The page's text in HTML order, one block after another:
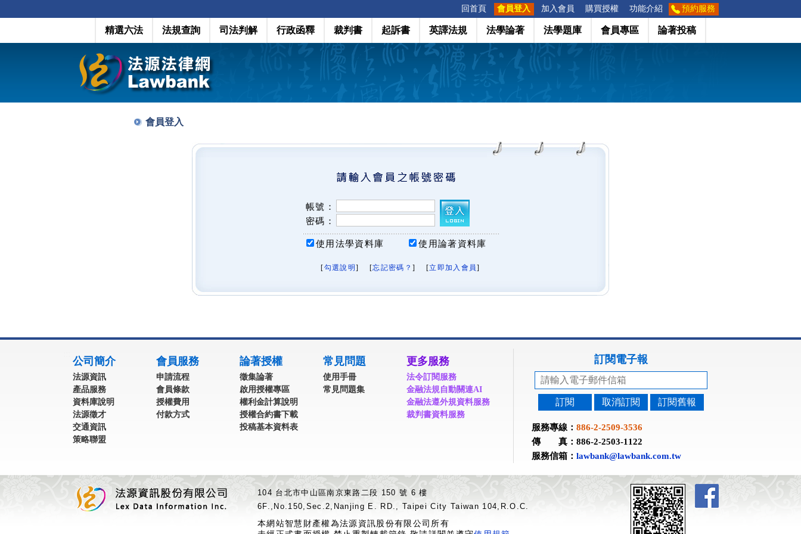
回首頁 會員登入 加入會員 購買授權 功能介紹 預約服務
精選六法 法規查詢 司法判解 行政函釋 裁判書 起訴書 英譯法規 法學論著 法學題庫 會員專區 論著投稿
會員登入
帳號：
密碼：
使用法學資料庫 使用論著資料庫
[勾選說明 ] [忘記密碼？ ] [立即加入會員]
公司簡介
法源資訊
產品服務
資料庫說明
法源徵才
交通資訊
策略聯盟
會員服務
申請流程
會員條款
授權費用
付款方式
論著授權
徵集論著
啟用授權專區
權利金計算說明
授權合約書下載
投稿基本資料表
常見問題
使用手冊
常見問題集
更多服務
法令訂閱服務
金融法規自動關連AI
金融法遵外規資料服務
裁判書資料服務
訂閱電子報
訂閱 取消訂閱 訂閱舊報
服務專線： 886-2-2509-3536
傳 真：886-2-2503-1122
服務信箱： lawbank@lawbank.com.tw
104 台北市中山區南京東路二段 150 號 6 樓
6F.,No.150,Sec.2,Nanjing E. RD., Taipei City Taiwan 104,R.O.C.
本網站智慧財產權為法源資訊股份有限公司所有